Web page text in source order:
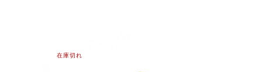
在庫切れ